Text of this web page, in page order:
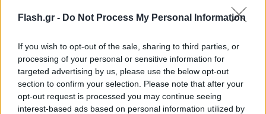
Flash.gr - Do Not Process My Personal Information
If you wish to opt-out of the sale, sharing to third parties, or
processing of your personal or sensitive information for
targeted advertising by us, please use the below opt-out
section to confirm your selection. Please note that after your
opt-out request is processed you may continue seeing
interest-based ads based on personal information utilized by